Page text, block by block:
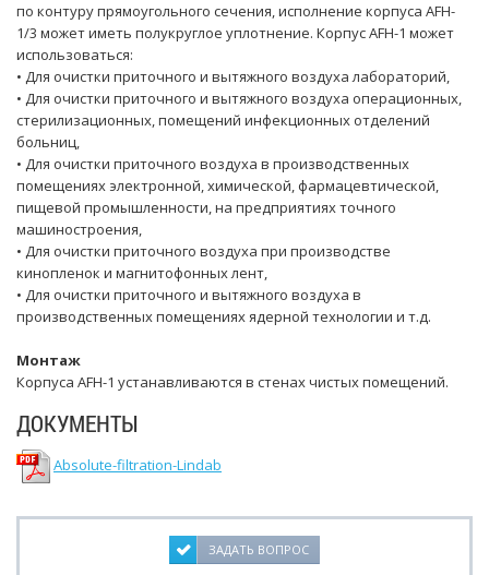
по контуру прямоугольного сечения, исполнение корпуса AFH-
1/3 может иметь полукруглое уплотнение. Корпус AFH-1 может
использоваться:
• Для очистки приточного и вытяжного воздуха лабораторий,
• Для очистки приточного и вытяжного воздуха операционных,
стерилизационных, помещений инфекционных отделений
больниц,
• Для очистки приточного воздуха в производственных
помещениях электронной, химической, фармацевтической,
пищевой промышленности, на предприятиях точного
машиностроения,
• Для очистки приточного воздуха при производстве
кинопленок и магнитофонных лент,
• Для очистки приточного и вытяжного воздуха в
производственных помещениях ядерной технологии и т.д.
Монтаж
Корпуса AFH-1 устанавливаются в стенах чистых помещений.
ДОКУМЕНТЫ
Absolute-filtration-Lindab
ЗАДАТЬ ВОПРОС